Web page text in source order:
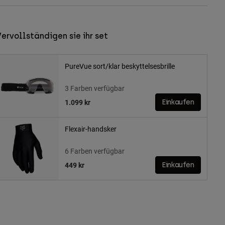
sie ihr set
PureVue sort/klar beskyttelsesbrille
3 Farben verfügbar
1.099 kr
Einkaufen
Flexair-handsker
6 Farben verfügbar
449 kr
Einkaufen